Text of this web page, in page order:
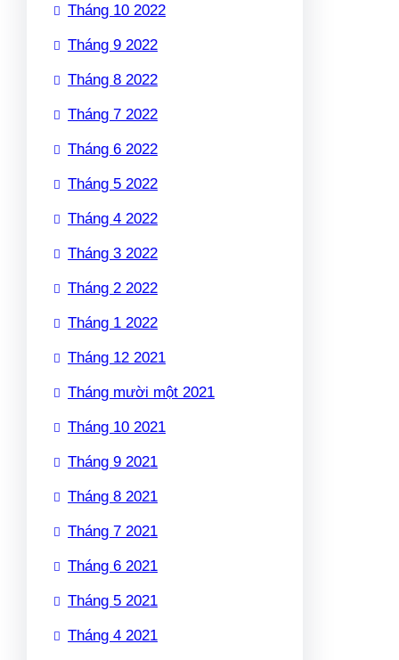
Tháng 10 2022
Tháng 9 2022
Tháng 8 2022
Tháng 7 2022
Tháng 6 2022
Tháng 5 2022
Tháng 4 2022
Tháng 3 2022
Tháng 2 2022
Tháng 1 2022
Tháng 12 2021
Tháng mười một 2021
Tháng 10 2021
Tháng 9 2021
Tháng 8 2021
Tháng 7 2021
Tháng 6 2021
Tháng 5 2021
Tháng 4 2021